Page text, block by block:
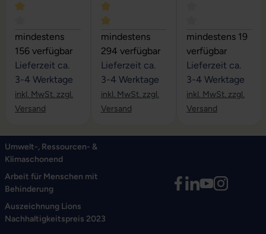
Durchschnittliche Bewertung von 4 von 5 Sternen
mindestens
156 verfügbar
Lieferzeit ca.
3-4 Werktage
inkl. MwSt. zzgl.
Versand
Durchschnittliche Bewertung von 5
mindestens
294 verfügbar
Lieferzeit ca.
3-4 Werktage
inkl. MwSt. zzgl.
Versand
Durchschnittliche
mindestens 19
verfügbar
Lieferzeit ca.
3-4 Werktage
inkl. MwSt. zzgl.
Versand
Umwelt-, Ressourcen- &
Klimaschonend
Arbeit für Menschen mit
Behinderung
Auszeichnung Lions
Nachhaltigkeitspreis 2023